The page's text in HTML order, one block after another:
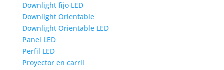
Downlight fijo LED
Downlight Orientable
Downlight Orientable LED
Panel LED
Perfil LED
Proyector en carril